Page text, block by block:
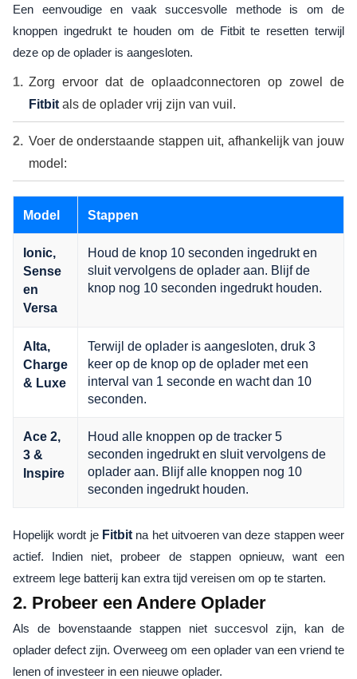
Een eenvoudige en vaak succesvolle methode is om de
knoppen ingedrukt te houden om de Fitbit te resetten terwijl
deze op de oplader is aangesloten.
Zorg ervoor dat de oplaadconnectoren op zowel de
Fitbit als de oplader vrij zijn van vuil.
Voer de onderstaande stappen uit, afhankelijk van jouw
model:
Model Stappen
Ionic,
Sense
en
Versa
Houd de knop 10 seconden ingedrukt en
sluit vervolgens de oplader aan. Blijf de
knop nog 10 seconden ingedrukt houden.
Alta,
Charge
& Luxe
Terwijl de oplader is aangesloten, druk 3
keer op de knop op de oplader met een
interval van 1 seconde en wacht dan 10
seconden.
Ace 2,
3 &
Inspire
Houd alle knoppen op de tracker 5
seconden ingedrukt en sluit vervolgens de
oplader aan. Blijf alle knoppen nog 10
seconden ingedrukt houden.
Hopelijk wordt je Fitbitna het uitvoeren van deze stappen weer
actief. Indien niet, probeer de stappen opnieuw, want een
extreem lege batterij kan extra tijd vereisen om op te starten.
2. Probeer een Andere Oplader
Als de bovenstaande stappen niet succesvol zijn, kan de
oplader defect zijn. Overweeg om een oplader van een vriend te
lenen of investeer in een nieuwe oplader.